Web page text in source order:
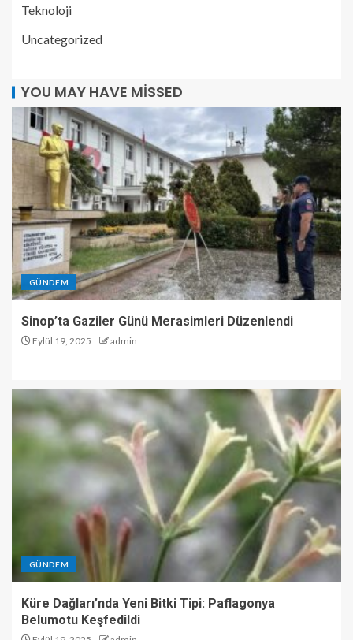
Teknoloji
Uncategorized
YOU MAY HAVE MISSED
GÜNDEM
Sinop’ta Gaziler Günü Merasimleri Düzenlendi
Eylül 19, 2025 admin
GÜNDEM
Küre Dağları’nda Yeni Bitki Tipi: Paflagonya
Belumotu Keşfedildi